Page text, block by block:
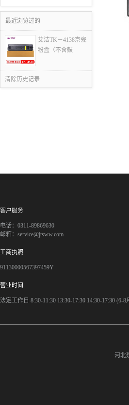
最近浏览过的
艾洁TK－4138京瓷
粉盒（不含鼓
清除历史记录
客户服务
电话：0311-89869630
邮箱：service@jtsww.com
工商执照
91130000567397459Y
营业时间
法定工作日 8:30-11:30 13:30-17:30 14:30-17:30 (6-8
河北